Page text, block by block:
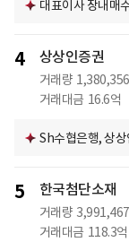
대표이사 장내매
4 상상인증권
거래량 1,380,356
거래대금 16.6억
Sh수협은행, 상
5 한국첨단소재
거래량 3,991,467
거래대금 118.3억